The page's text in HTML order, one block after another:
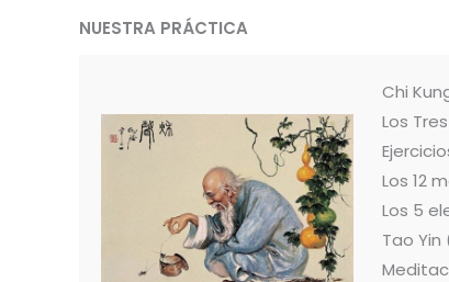
NUESTRA PRÁCTICA
Chi
Los
Los 12
Los 5
Tao